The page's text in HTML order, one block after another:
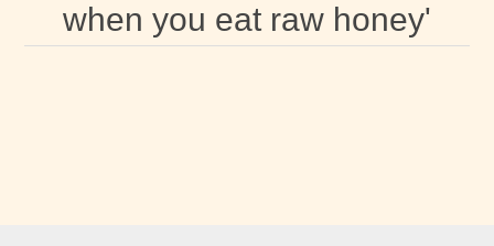
when you eat raw honey'